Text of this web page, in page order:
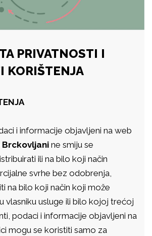
PRIVATNOSTI I
KORIŠTENJA
i informacije objavljeni na web
Brckovljani ne smiju se
ili na bilo koji način
svrhe bez odobrenja,
na bilo koji način koji može
vlasniku usluge ili bilo kojoj trećoj
podaci i informacije objavljeni na
mogu se koristiti samo za